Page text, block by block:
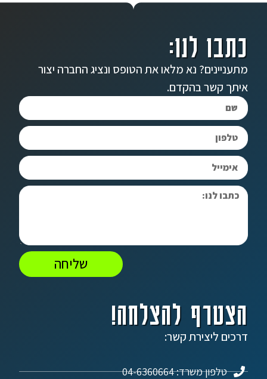
הצטרף להצלחה!
דרכים ליצירת קשר:
טלפון משרד: 04-6360664
כתבו לנו:
מתעניינים? נא מלאו את הטופס ונציג החברה יצור
איתך קשר בהקדם.
שליחה